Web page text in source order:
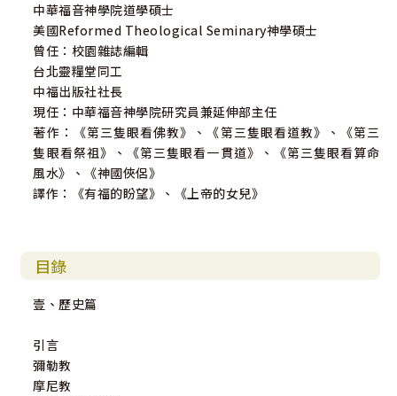
中華福音神學院道學碩士
美國Reformed Theological Seminary神學碩士
曾任：校園雜誌編輯
台北靈糧堂同工
中福出版社社長
現任：中華福音神學院研究員兼延伸部主任
著作：《第三隻眼看佛教》、《第三隻眼看道教》、《第三
隻眼看祭祖》、《第三隻眼看一貫道》、《第三隻眼看算命
風水》、《神國俠侶》
譯作：《有福的盼望》、《上帝的女兒》
目錄
壹、歷史篇
引言
彌勒教
摩尼教